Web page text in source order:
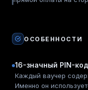
ОСОБЕННОСТИ
16-значный PIN-код
Каждый ваучер
Именно он